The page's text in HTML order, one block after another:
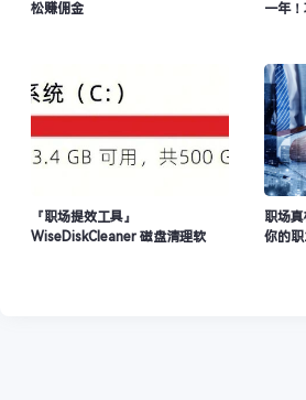
松赚佣金
一年
『职场提效工具』
WiseDiskCleaner 磁盘清理软
职场
你的